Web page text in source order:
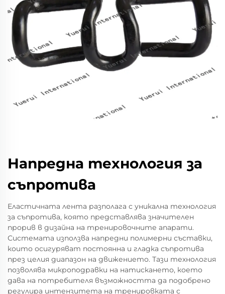
Напредна технология за
съпротива
Еластичната лента разполага с уникална технология
за съпротива, която представлява значителен
прорив в дизайна на тренировочните апарати.
Системата използва напредни полимерни съставки,
които осигуряват постоянна и гладка съпротива
през целия диапазон на движението. Тази технология
позволява микроподравки на натискането, което
дава на потребителя възможността да подобрено
регулира интензитета на тренировката с